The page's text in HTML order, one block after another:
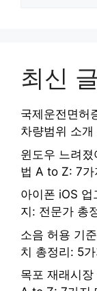
최신 글
국제운전면허
차량범위 소
윈도우 느려
법 A to Z: 7가
아이폰 iOS
지: 전문가 총
소음 허용 기
치 총정리: 5
목포 재래시